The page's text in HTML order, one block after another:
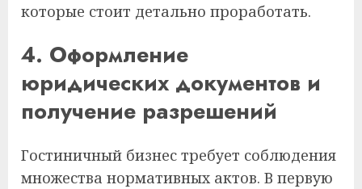
которые стоит детально проработать.
4. Оформление
юридических документов и
получение разрешений
Гостиничный бизнес требует соблюдения
множества нормативных актов. В первую